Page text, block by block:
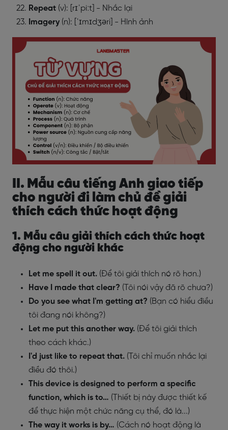
Repeat (v): [rɪˈpiːt] - Nhắc lại
Imagery (n): [ˈɪmɪdʒəri] - Hình ảnh
II. Mẫu câu tiếng Anh giao tiếp
cho người đi làm chủ đề giải
thích cách thức hoạt động
1. Mẫu câu giải thích cách thức hoạt
động cho người khác
Let me spell it out. (Để tôi giải thích nó rõ hơn.)
Have I made that clear? (Tôi nói vậy đã rõ chưa?)
Do you see what I'm getting at? (Bạn có hiểu điều
tôi đang nói không?)
Let me put this another way. (Để tôi giải thích
theo cách khác.)
I'd just like to repeat that. (Tôi chỉ muốn nhắc lại
điều đó thôi.)
This device is designed to perform a specific
function, which is to… (Thiết bị này được thiết kế
để thực hiện một chức năng cụ thể, đó là...)
The way it works is by… (Cách nó hoạt động là